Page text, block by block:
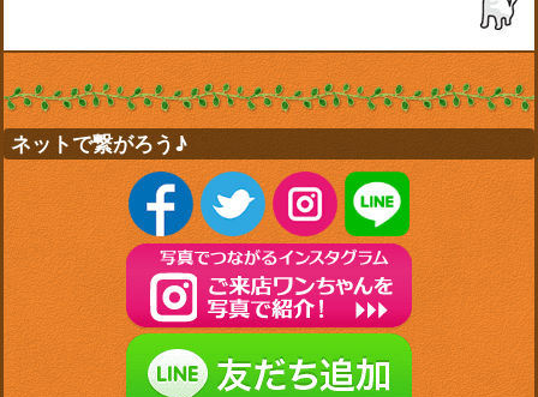
ネットで繋がろう♪